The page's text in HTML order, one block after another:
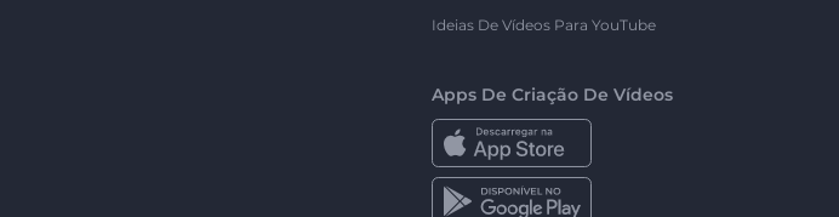
Ideias De Vídeos Para YouTube
Apps De Criação De Vídeos